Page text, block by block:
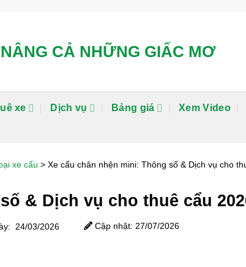
NÂNG CẢ NHỮNG GIẤC MƠ
xe Dịch vụ Bảng giá Xem Video
xe cẩu > Xe cẩu chân nhện mini: Thông số & Dịch vụ cho
& Dịch vụ cho thuê cẩu
24/03/2026 Cập nhật: 27/07/2026